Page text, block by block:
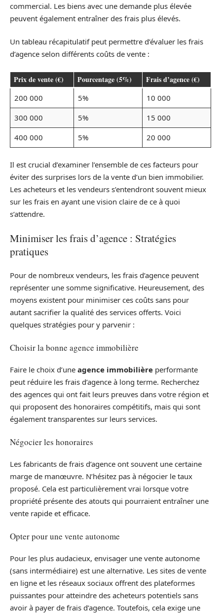
commercial. Les biens avec une demande plus élevée
peuvent également entraîner des frais plus élevés.
Un tableau récapitulatif peut permettre d’évaluer les frais
d’agence selon différents coûts de vente :
Prix de vente (€) Pourcentage (5%) Frais d’agence (€)
200 000 5%
10 000
300 000
5%
15 000
400 000
5% 20 000
Il est crucial d’examiner l’ensemble de ces facteurs pour
éviter des surprises lors de la vente d’un bien immobilier.
Les acheteurs et les vendeurs s’entendront souvent mieux
sur les frais en ayant une vision claire de ce à quoi
s’attendre.
Minimiser les frais d’agence : Stratégies
pratiques
Pour de nombreux vendeurs, les frais d’agence peuvent
représenter une somme significative. Heureusement, des
moyens existent pour minimiser ces coûts sans pour
autant sacrifier la qualité des services offerts. Voici
quelques stratégies pour y parvenir :
Choisir la bonne agence immobilière
Faire le choix d’une agence immobilière performante
peut réduire les frais d’agence à long terme. Recherchez
des agences qui ont fait leurs preuves dans votre région et
qui proposent des honoraires compétitifs, mais qui sont
également transparentes sur leurs services.
Négocier les honoraires
Les fabricants de frais d’agence ont souvent une certaine
marge de manœuvre. N’hésitez pas à négocier le taux
proposé. Cela est particulièrement vrai lorsque votre
propriété présente des atouts qui pourraient entraîner une
vente rapide et efficace.
Opter pour une vente autonome
Pour les plus audacieux, envisager une vente autonome
(sans intermédiaire) est une alternative. Les sites de vente
en ligne et les réseaux sociaux offrent des plateformes
puissantes pour atteindre des acheteurs potentiels sans
avoir à payer de frais d’agence. Toutefois, cela exige une